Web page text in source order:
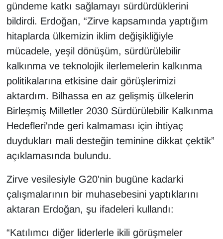
gündeme katkı sağlamayı sürdürdüklerini
bildirdi. Erdoğan, “Zirve kapsamında yaptığım
hitaplarda ülkemizin iklim değişikliğiyle
mücadele, yeşil dönüşüm, sürdürülebilir
kalkınma ve teknolojik ilerlemelerin kalkınma
politikalarına etkisine dair görüşlerimizi
aktardım. Bilhassa en az gelişmiş ülkelerin
Birleşmiş Milletler 2030 Sürdürülebilir Kalkınma
Hedefleri'nde geri kalmaması için ihtiyaç
duydukları mali desteğin teminine dikkat çektik”
açıklamasında bulundu.
Zirve vesilesiyle G20'nin bugüne kadarki
çalışmalarının bir muhasebesini yaptıklarını
aktaran Erdoğan, şu ifadeleri kullandı:
“Katılımcı diğer liderlerle ikili görüşmeler